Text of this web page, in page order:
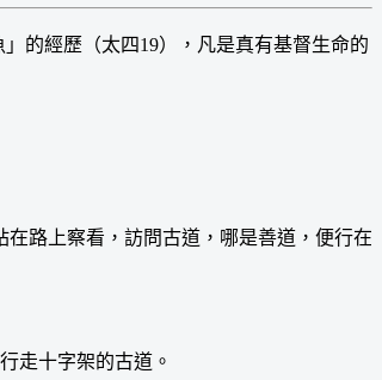
的經歷（太四19），凡是真有基督生命的
路上察看，訪問古道，哪是善道，便行在
走十字架的古道。